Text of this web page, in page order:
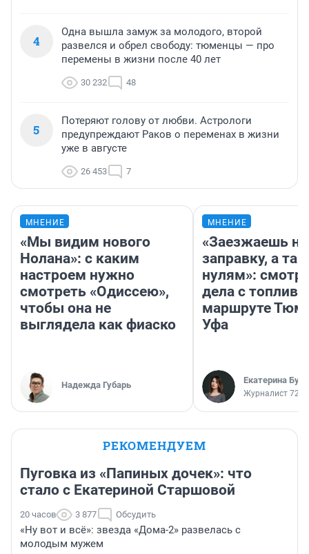
4
Одна вышла замуж за молодого, второй
развелся и обрел свободу: тюменцы — про
перемены в жизни после 40 лет
30 232 48
5
Потеряют голову от любви. Астрологи
предупреждают Раков о переменах в жизни
уже в августе
26 453 7
МНЕНИЕ
«Мы видим нового
Нолана»: с каким
настроем нужно
смотреть «Одиссею»,
чтобы она не
выглядела как фиаско
Надежда Губарь
МНЕНИЕ
«Заезжаешь на
заправку, а
нулям»:
дела с
маршруте
Уфа
Екатерина
Журналист
РЕКОМЕНДУЕМ
Пуговка из «Папиных дочек»: что
стало с Екатериной Старшовой
20 часов 3 877 Обсудить
«Ну вот и всё»: звезда «Дома-2» развелась с
молодым мужем